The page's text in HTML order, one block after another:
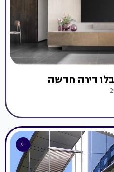
דירה חדשה